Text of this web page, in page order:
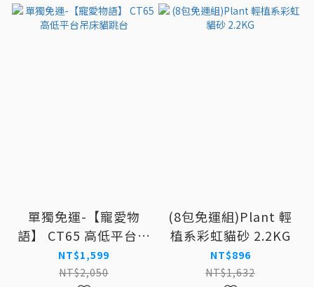
單獨免運-【寵愛物
語】 CT65 高低平台吊
床貓跳台
NT$1,599
NT$2,050
(8包免運組)Plant 輕
植系彩虹貓砂 2.2KG
NT$896
NT$1,632